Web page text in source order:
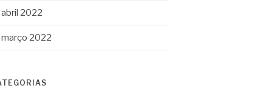
abril 2022
março 2022